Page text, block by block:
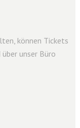
können Tickets
über unser Büro